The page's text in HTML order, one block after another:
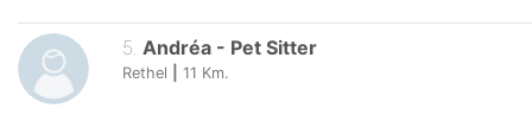
5 Andréa - Pet Sitter
Rethel 11 Km.